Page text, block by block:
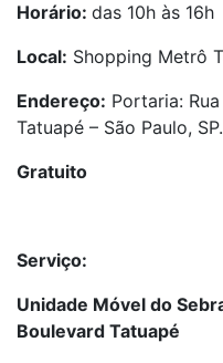
Horário: das 10h às 16h
Local: Shopping Metrô
Endereço: Portaria:
Tatuapé – São Paulo, SP.
Gratuito
Serviço:
Unidade Móvel do
Boulevard Tatuapé